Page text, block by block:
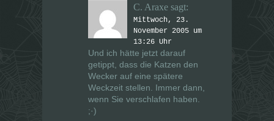
C. Araxe sagt:
Mittwoch, 23.
November 2005 um
13:26 Uhr
Und ich hätte jetzt darauf
getippt, dass die Katzen den
Wecker auf eine spätere
Weckzeit stellen. Immer dann,
wenn Sie verschlafen haben.
;·)